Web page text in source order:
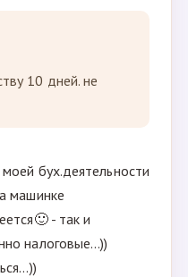
10 дней. не
бух.деятельности
машинке
- так и
налоговые...))